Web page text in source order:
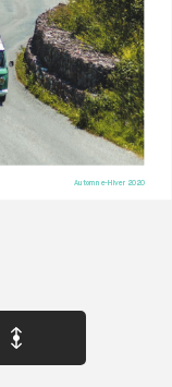
Automne-Hiver 2020